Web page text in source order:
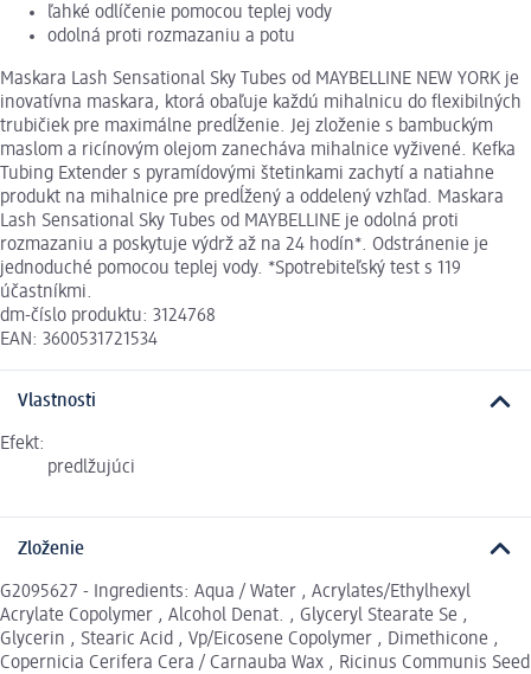
ľahké odlíčenie pomocou teplej vody
odolná proti rozmazaniu a potu
Maskara Lash Sensational Sky Tubes od MAYBELLINE NEW YORK je
inovatívna maskara, ktorá obaľuje každú mihalnicu do flexibilných
trubičiek pre maximálne predĺženie. Jej zloženie s bambuckým
maslom a ricínovým olejom zanecháva mihalnice vyživené. Kefka
Tubing Extender s pyramídovými štetinkami zachytí a natiahne
produkt na mihalnice pre predĺžený a oddelený vzhľad. Maskara
Lash Sensational Sky Tubes od MAYBELLINE je odolná proti
rozmazaniu a poskytuje výdrž až na 24 hodín*. Odstránenie je
jednoduché pomocou teplej vody. *Spotrebiteľský test s 119
účastníkmi.
dm-číslo produktu: 3124768
EAN: 3600531721534
Vlastnosti
Efekt:
predlžujúci
Zloženie
G2095627 - Ingredients: Aqua / Water , Acrylates/Ethylhexyl
Acrylate Copolymer , Alcohol Denat. , Glyceryl Stearate Se ,
Glycerin , Stearic Acid , Vp/Eicosene Copolymer , Dimethicone ,
Copernicia Cerifera Cera / Carnauba Wax , Ricinus Communis Seed